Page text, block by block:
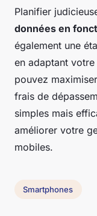
Planifier
données en
également une
en adaptant
pouvez
frais de
simples mais
améliorer votre
mobiles.
Smartphones